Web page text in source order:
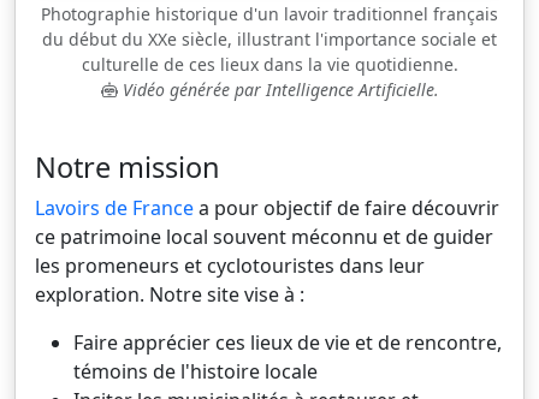
Photographie historique d'un lavoir traditionnel français
du début du XXe siècle, illustrant l'importance sociale et
culturelle de ces lieux dans la vie quotidienne.
Vidéo générée par Intelligence Artificielle.
Notre mission
Lavoirs de Francea pour objectif de faire découvrir
ce patrimoine local souvent méconnu et de guider
les promeneurs et cyclotouristes dans leur
exploration. Notre site vise à :
Faire apprécier ces lieux de vie et de rencontre,
témoins de l'histoire locale